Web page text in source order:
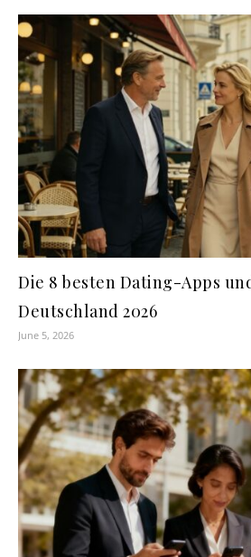
Die 8 besten Dating-Apps
Deutschland 2026
June 5, 2026